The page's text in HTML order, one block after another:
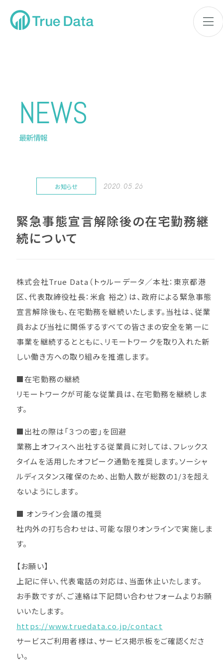
NEWS
最新情報
お知らせ 2020.05.26
緊急事態宣言解除後の在宅勤務継
続について
株式会社True Data（トゥルーデータ／本社：東京都港
区、代表取締役社長：米倉 裕之）は、政府による緊急事態
宣言解除後も、在宅勤務を継続いたします。当社は、従業
員および当社に関係するすべての皆さまの安全を第一に
事業を継続するとともに、リモートワークを取り入れた新
しい働き方への取り組みを推進します。
■在宅勤務の継続
リモートワークが可能な従業員は、在宅勤務を継続しま
す。
■出社の際は「３つの密」を回避
業務上オフィスへ出社する従業員に対しては、フレックス
タイムを活用したオフピーク通勤を推奨します。ソーシャ
ルディスタンス確保のため、出勤人数が総数の1/3を超え
ないようにします。
■ オンライン会議の推奨
社内外の打ち合わせは、可能な限りオンラインで実施しま
す。
【お願い】
上記に伴い、代表電話の対応は、当面休止いたします。
お手数ですが、ご連絡は下記問い合わせフォームよりお願
いいたします。
https://www.truedata.co.jp/contact
サービスご利用者様は、サービス掲示板をご確認くださ
い。